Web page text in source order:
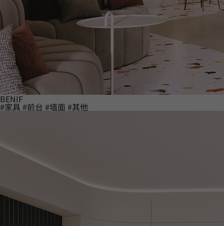
BENIF
#家具 #前台 #墙面 #其他